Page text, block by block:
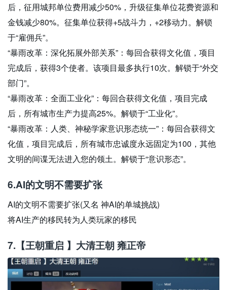
后，征用城邦单位费用减少50%，升级征集单位花费资源和
金钱减少80%。征集单位获得+5战斗力，+2移动力。解锁
于“雇佣兵”。
“暴雨改革：深化拓展外部关系”：每回合获得文化值，项目
完成后，获得3个使者。该项目最多执行10次。解锁于“外交
部门”。
“暴雨改革：全面工业化”：每回合获得文化值，项目完成
后，所有城市生产力提高25%。解锁于“工业化”。
“暴雨改革：人类、神秘学家意识形态统一”：每回合获得文
化值，项目完成后，所有城市忠诚度永远固定为100，其他
文明的间谍无法进入您的领土。解锁于“意识形态”。
6.AI的文明不需要扩张
AI的文明不需要扩张(又名 神AI的单城挑战)
将AI生产的移民转为人类玩家的移民
7.【王朝重启 】大清王朝 雍正帝